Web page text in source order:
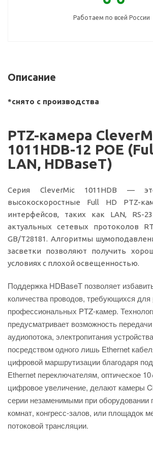
Работаем по всей России
Описание
*снято с производства
PTZ-камера
1011HDB-12 POE
LAN, HDBaseT)
Серия CleverMic 1011HDB —
высокоскоростные Full HD PTZ-
интерфейсов, таких как LAN, RS-
актуальных сетевых протоколов
GB/T28181. Алгоритмы
засветки позволяют получить
условиях с плохой освещенностью.
Поддержка HDBaseT позволяет
количества проводов, требующихся
профессиональных PTZ-камер.
предусматривает возможность
аудиопотока, электропитания
посредством одного лишь Ethernet
цифровой маршрутизации благодаря
Ethernet переключателям, оптическое
цифровое увеличение, делают камеры
серии незаменимыми при оборудовании
комнат, конгресс-залов, или площадок
потоковой трансляции.